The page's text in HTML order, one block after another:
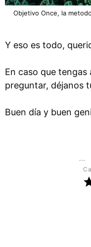
Objetivo Once, la
Y eso es todo,
En caso que
preguntar, déjanos
Buen día y buen